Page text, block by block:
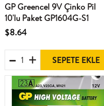
GP Greencel 9V Çinko Pil
10'lu Paket GP1604G-S1
$8.64
SEPETE EKLE